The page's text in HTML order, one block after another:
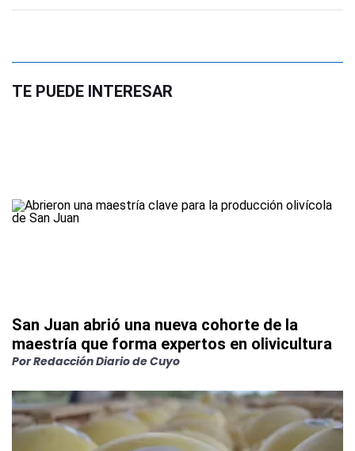
TE PUEDE INTERESAR
San Juan abrió una nueva cohorte de la
maestría que forma expertos en olivicultura
PorRedacción Diario de Cuyo